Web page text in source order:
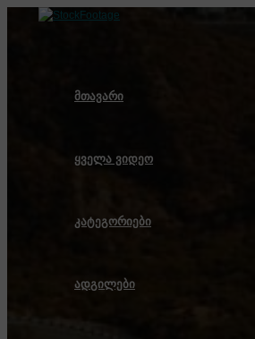
მთავარი
ყველა ვიდეო
კატეგორიები
ადგილები